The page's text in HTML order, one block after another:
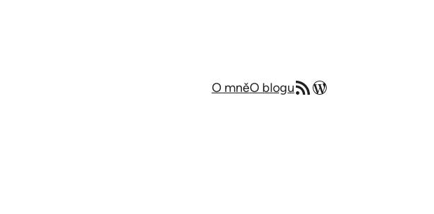
O mněO bloguRSS zdrojMůj blog v angličtině